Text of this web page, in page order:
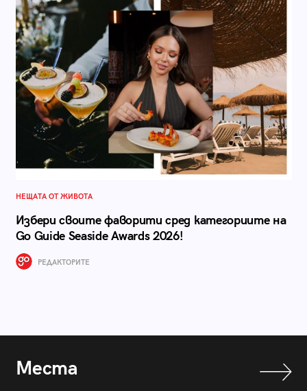
НЕЩАТА ОТ ЖИВОТА
Избери своите фаворити сред категориите на
Go Guide Seaside Awards 2026!
РЕДАКТОРИТЕ
Места